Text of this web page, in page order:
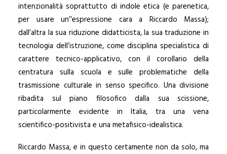
intenzionalità soprattutto di indole etica (e parenetica,
per usare un’’espressione cara a Riccardo Massa);
dall’altra la sua riduzione didatticista, la sua traduzione in
tecnologia dell’istruzione, come disciplina specialistica di
carattere tecnico-applicativo, con il corollario della
centratura sulla scuola e sulle problematiche della
trasmissione culturale in senso specifico. Una divisione
ribadita sul piano filosofico dalla sua scissione,
particolarmente evidente in Italia, tra una vena
scientifico-positivista e una metafisico-idealistica.
Riccardo Massa, e in questo certamente non da solo, ma